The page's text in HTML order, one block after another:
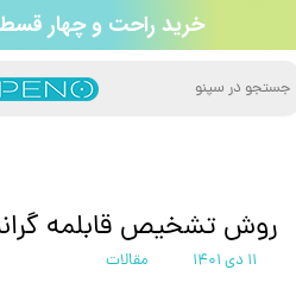
​خرید راحت و چهار
روش تشخیص قابلمه
۱۱ دی ۱۴۰۱ مقالات